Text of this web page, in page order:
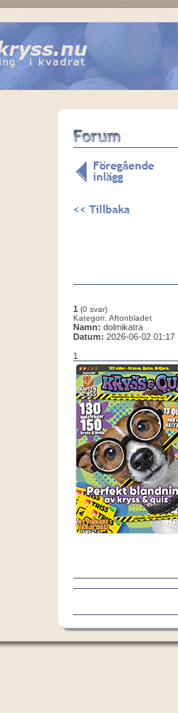
1 (0 svar)
Kategori: Aftonbladet
Namn: dolmikatra
Datum: 2026-06-02 01:17
1